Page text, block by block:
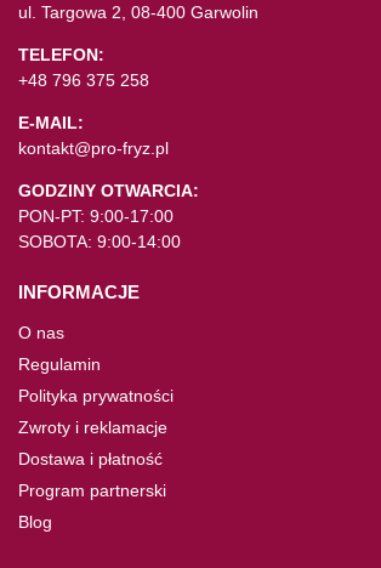
ul. Targowa 2, 08-400 Garwolin
TELEFON:
+48 796 375 258
E-MAIL:
kontakt@pro-fryz.pl
GODZINY OTWARCIA:
PON-PT: 9:00-17:00
SOBOTA: 9:00-14:00
INFORMACJE
O nas
Regulamin
Polityka prywatności
Zwroty i reklamacje
Dostawa i płatność
Program partnerski
Blog